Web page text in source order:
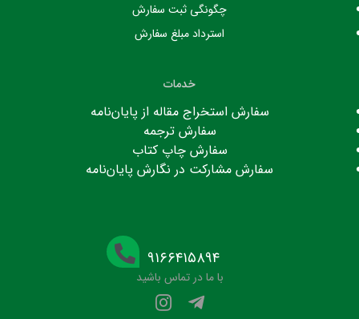
چگونگی ثبت سفارش
استرداد مبلغ سفارش
خدمات
سفارش استخراج مقاله از پایان‌نامه
سفارش ترجمه
سفارش چاپ کتاب
سفارش مشارکت در نگارش پایان‌نامه
۹۱۶۶۴۱۵۸۹۴
با ما در تماس باشید